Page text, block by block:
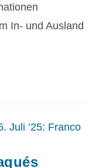
In- und Ausland